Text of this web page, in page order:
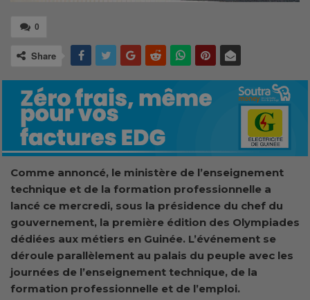
0
Share
Comme annoncé, le ministère de l’enseignement
technique et de la formation professionnelle a
lancé ce mercredi, sous la présidence du chef du
gouvernement, la première édition des Olympiades
dédiées aux métiers en Guinée. L’événement se
déroule parallèlement au palais du peuple avec les
journées de l’enseignement technique, de la
formation professionnelle et de l’emploi.